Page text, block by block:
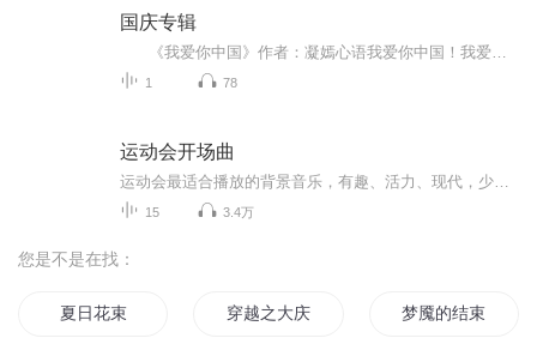
国庆专辑
1 78
运动会开场曲
15 3.4万
您是不是在找：
夏日花束 穿越之大庆帝国 梦魇的结束